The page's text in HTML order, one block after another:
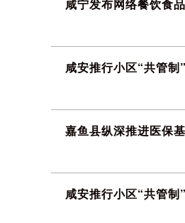
咸宁发布网络餐饮食
咸安推行小区“共管
嘉鱼县纵深推进医保
咸安推行小区“共管